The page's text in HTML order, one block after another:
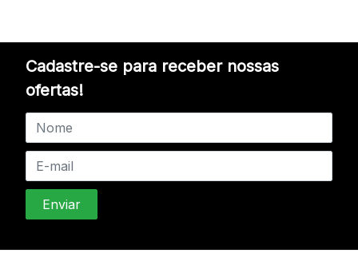
Cadastre-se para receber nossas
ofertas!